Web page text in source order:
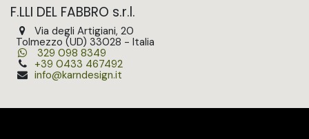
F.LLI DEL FABBRO s.r.l.
Via degli Artigiani, 20
Tolmezzo (UD) 33028 - Italia
329 098 8349
+39 0433 467492
info@karndesign.it